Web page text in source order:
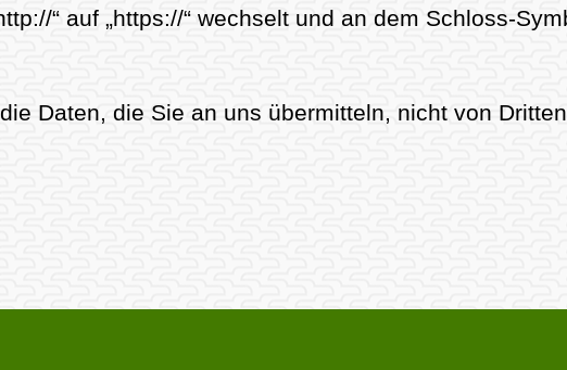
“ auf „https://“ wechselt und an dem Schloss-
Daten, die Sie an uns übermitteln, nicht von